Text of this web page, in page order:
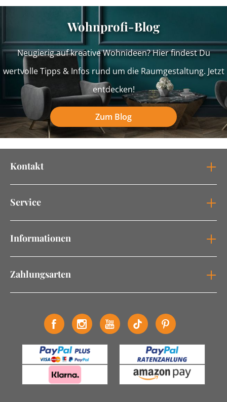
Wohnprofi-Blog
Neugierig auf kreative Wohnideen? Hier findest Du
wertvolle Tipps & Infos rund um die Raumgestaltung. Jetzt
entdecken!
Zum Blog
Kontakt
Service
Informationen
Zahlungsarten